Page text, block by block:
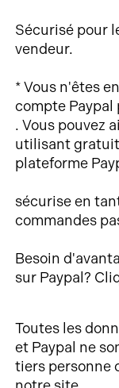
Sécurisé pour
vendeur.
* Vous n'êtes
compte Paypal
. Vous pouvez
utilisant
plateforme
sécuriseen
commandes
Besoin
sur Paypal ?
Toutes les
et Paypal ne
tiers personne